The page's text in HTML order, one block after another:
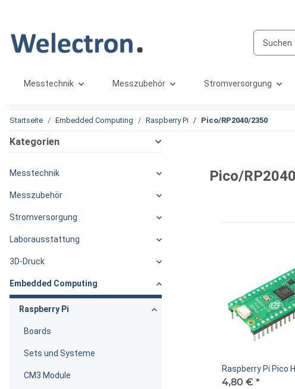
Messtechnik Messzubehör Stromversorgung
Startseite Embedded Computing Raspberry Pi Pico/RP2040/2350
Pico/
Raspberry Pi Pico H
4,80 € *
Kategorien
Messtechnik
Messzubehör
Stromversorgung
Laborausstattung
3D-Druck
Embedded Computing
Raspberry Pi
Boards
Sets und Systeme
CM3 Module